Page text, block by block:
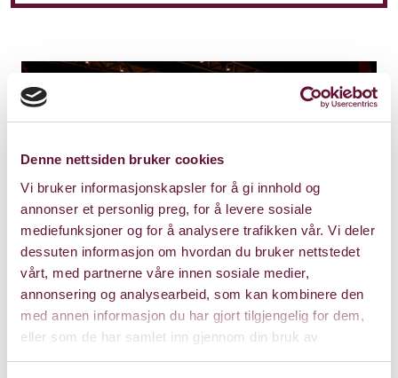
Denne nettsiden bruker cookies
Vi bruker informasjonskapsler for å gi innhold og
annonser et personlig preg, for å levere sosiale
mediefunksjoner og for å analysere trafikken vår. Vi deler
dessuten informasjon om hvordan du bruker nettstedet
vårt, med partnerne våre innen sosiale medier,
annonsering og analysearbeid, som kan kombinere den
med annen informasjon du har gjort tilgjengelig for dem,
eller som de har samlet inn gjennom din bruk av
tjenestene deres.
Store Sal